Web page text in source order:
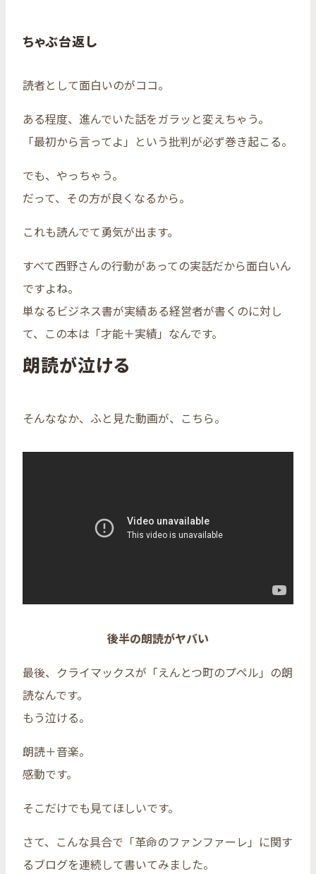
ちゃぶ台返し
読者として面白いのがココ。
ある程度、進んでいた話をガラッと変えちゃう。
「最初から言ってよ」という批判が必ず巻き起こる。
でも、やっちゃう。
だって、その方が良くなるから。
これも読んでて勇気が出ます。
すべて西野さんの行動があっての実話だから面白いん
ですよね。
単なるビジネス書が実績ある経営者が書くのに対し
て、この本は「才能＋実績」なんです。
朗読が泣ける
そんななか、ふと見た動画が、こちら。
後半の朗読がヤバい
最後、クライマックスが「えんとつ町のプペル」の朗
読なんです。
もう泣ける。
朗読＋音楽。
感動です。
そこだけでも見てほしいです。
さて、こんな具合で「革命のファンファーレ」に関す
るブログを連続して書いてみました。